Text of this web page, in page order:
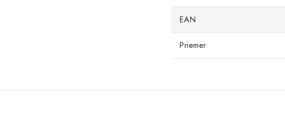
EAN
Priemer